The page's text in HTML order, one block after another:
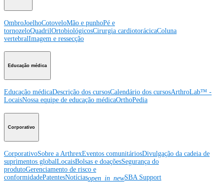
OmbroJoelhoCotoveloMão e punhoPé e
tornozeloQuadrilOrtobiológicosCirurgia cardiotorácicaColuna
vertebralImagem e ressecção
Educação médica
Educação médicaDescrição dos cursosCalendário dos cursosArthroLab™ -
LocaisNossa equipe de educação médicaOrthoPedia
Corporativo
CorporativoSobre a ArthrexEventos comunitáriosDivulgação da cadeia de
suprimentos globalLocaisBolsas e doaçõesSegurança do
produtoGerenciamento de risco e
conformidadePatentesNotíciasopen_in_newSBA Support